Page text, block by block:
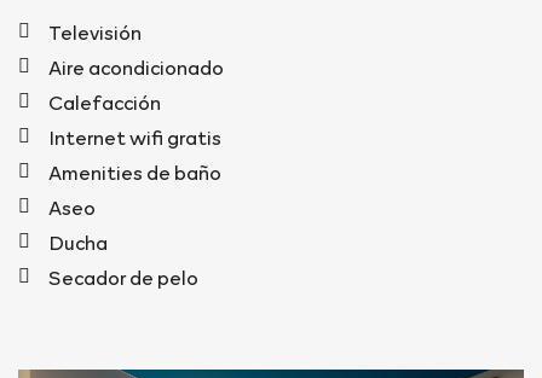
Televisión
Aire acondicionado
Calefacción
Internet wifi gratis
Amenities de baño
Aseo
Ducha
Secador de pelo